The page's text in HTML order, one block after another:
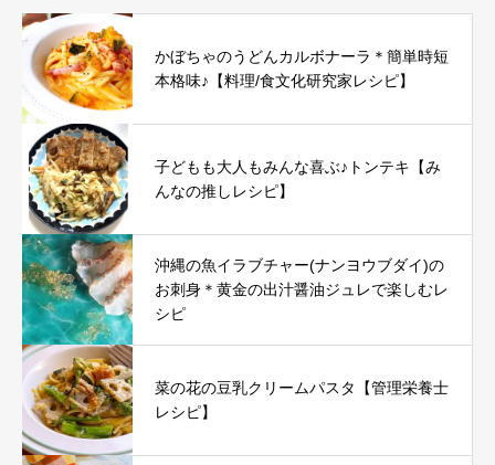
かぼちゃのうどんカルボナーラ＊簡単時短
本格味♪【料理/食文化研究家レシピ】
子どもも大人もみんな喜ぶ♪トンテキ【み
んなの推しレシピ】
沖縄の魚イラブチャー(ナンヨウブダイ)の
お刺身＊黄金の出汁醤油ジュレで楽しむレ
シピ
菜の花の豆乳クリームパスタ【管理栄養士
レシピ】